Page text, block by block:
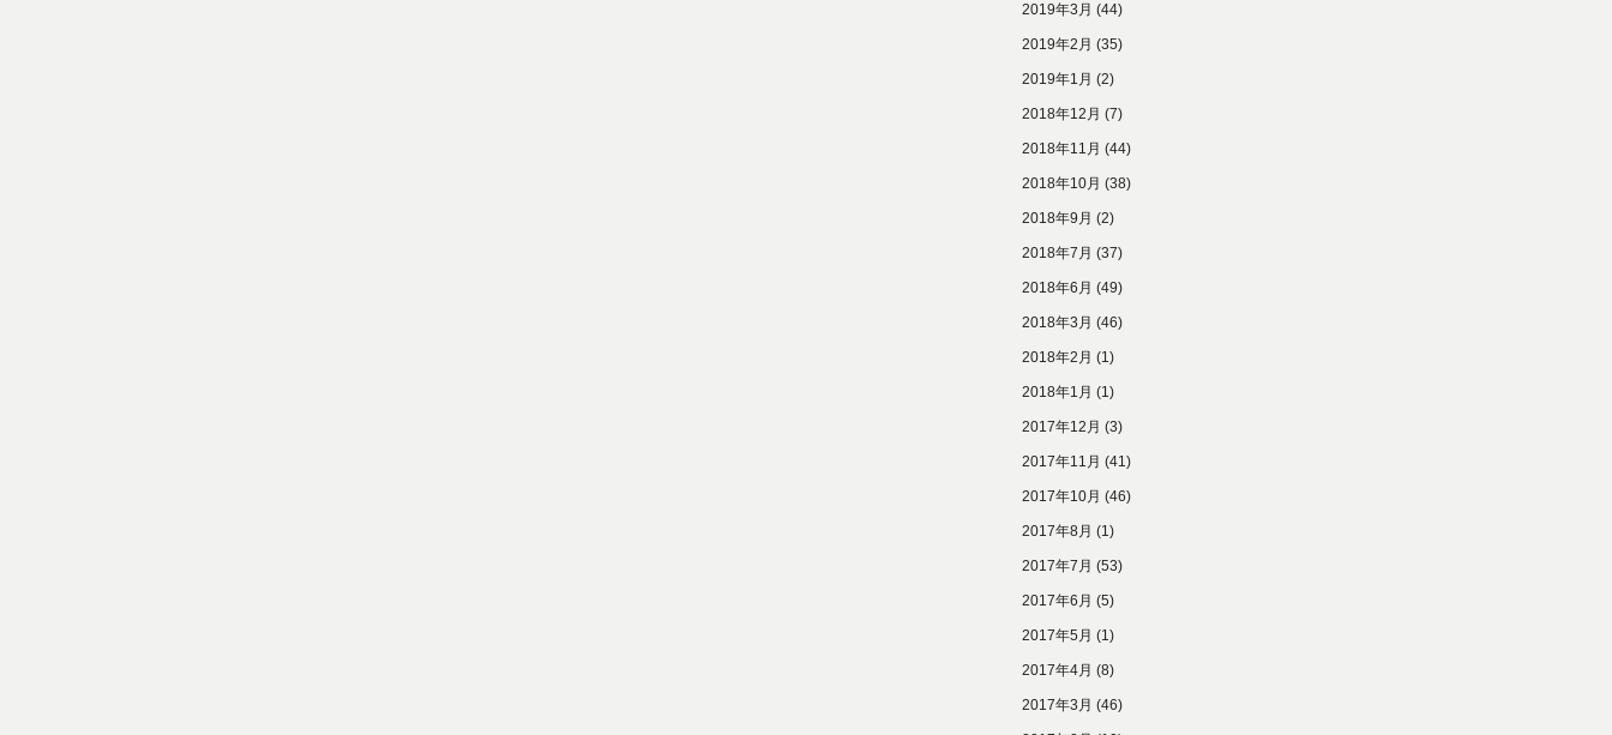
2019年3月 (44)
2019年2月 (35)
2019年1月 (2)
2018年12月 (7)
2018年11月 (44)
2018年10月 (38)
2018年9月 (2)
2018年7月 (37)
2018年6月 (49)
2018年3月 (46)
2018年2月 (1)
2018年1月 (1)
2017年12月 (3)
2017年11月 (41)
2017年10月 (46)
2017年8月 (1)
2017年7月 (53)
2017年6月 (5)
2017年5月 (1)
2017年4月 (8)
2017年3月 (46)